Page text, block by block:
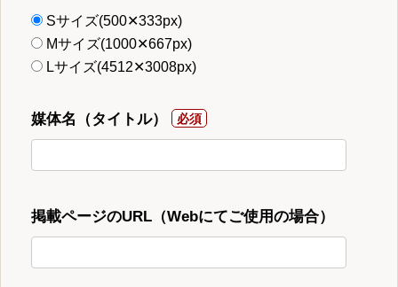
Sサイズ(500✕333px)
Mサイズ(1000✕667px)
Lサイズ(4512✕3008px)
媒体名（タイトル）
掲載ページのURL（Webにてご使用の場合）